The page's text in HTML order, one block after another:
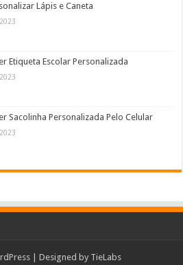
Lápis e Caneta
Etiqueta Escolar Personalizada
Sacolinha Personalizada Pelo Celular
| Designed by TieLabs